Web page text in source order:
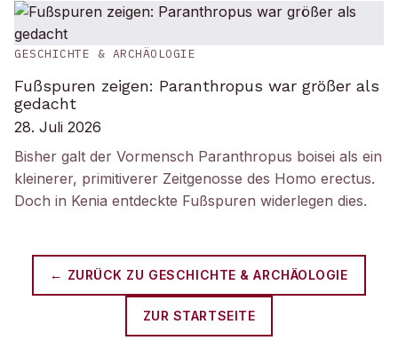
GESCHICHTE & ARCHÄOLOGIE
Fußspuren zeigen: Paranthropus war größer als
gedacht
28. Juli 2026
Bisher galt der Vormensch Paranthropus boisei als ein
kleinerer, primitiverer Zeitgenosse des Homo erectus.
Doch in Kenia entdeckte Fußspuren widerlegen dies.
← ZURÜCK ZU GESCHICHTE & ARCHÄOLOGIE
ZUR STARTSEITE